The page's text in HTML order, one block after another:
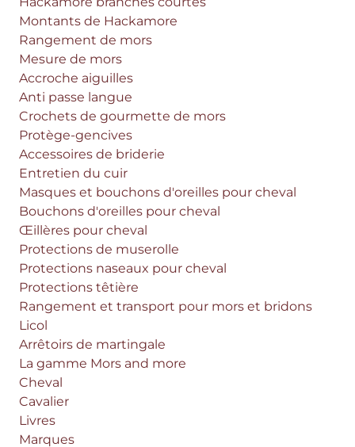
Montants de Hackamore
Rangement de mors
Mesure de mors
Accroche aiguilles
Anti passe langue
Crochets de gourmette de mors
Protège-gencives
Accessoires de briderie
Entretien du cuir
Masques et bouchons d'oreilles pour cheval
Bouchons d'oreilles pour cheval
Œillères pour cheval
Protections de muserolle
Protections naseaux pour cheval
Protections têtière
Rangement et transport pour mors et bridons
Licol
Arrêtoirs de martingale
La gamme Mors and more
Cheval
Cavalier
Livres
Marques